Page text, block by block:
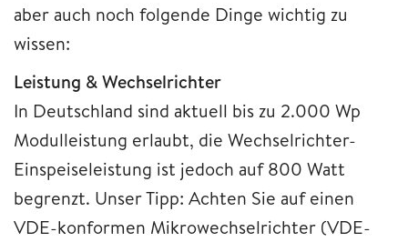
aber auch noch folgende Dinge wichtig zu
wissen:
Leistung & Wechselrichter
In Deutschland sind aktuell bis zu 2.000 Wp
Modulleistung erlaubt, die Wechselrichter-
Einspeiseleistung ist jedoch auf 800 Watt
begrenzt. Unser Tipp: Achten Sie auf einen
VDE-konformen Mikrowechselrichter (VDE-